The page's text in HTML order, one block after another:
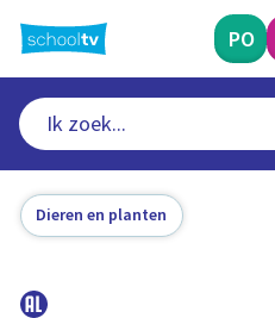
naar
hoofdinhoud
PO
Dieren en planten